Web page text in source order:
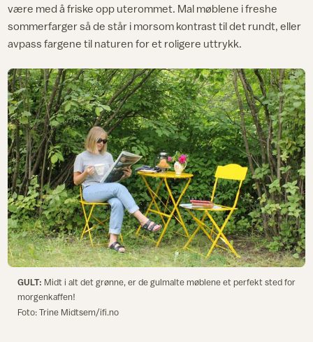
være med å friske opp uterommet. Mal møblene i freshe
sommerfarger så de står i morsom kontrast til det rundt, eller
avpass fargene til naturen for et roligere uttrykk.
GULT: Midt i alt det grønne, er de gulmalte møblene et perfekt sted for
morgenkaffen!
Foto: Trine Midtsem/ifi.no